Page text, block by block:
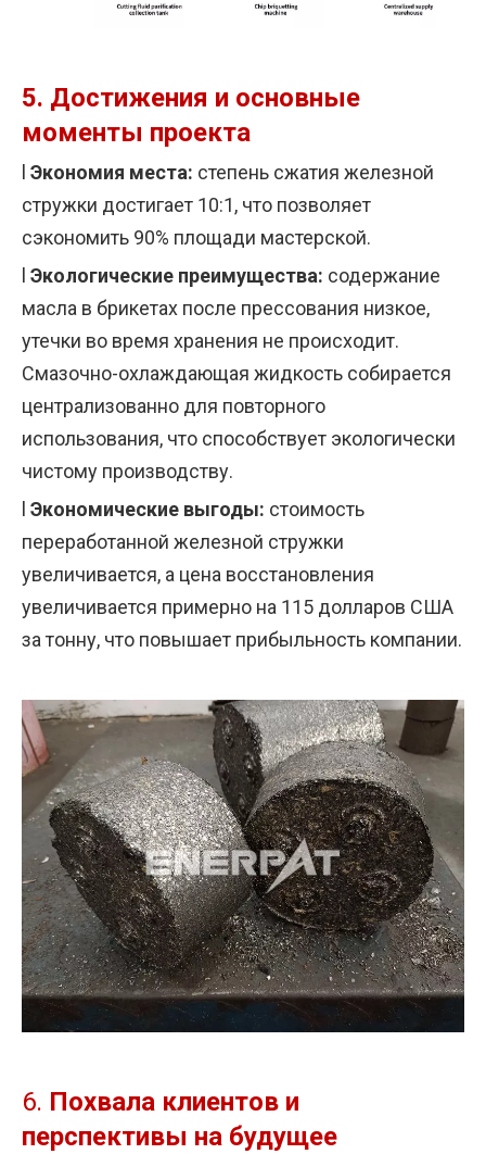
5. Достижения и основные
моменты проекта
Экономия места: степень сжатия железной
стружки достигает 10:1, что позволяет
сэкономить 90% площади мастерской.
Экологические преимущества: содержание
масла в брикетах после прессования низкое,
утечки во время хранения не происходит.
Смазочно-охлаждающая жидкость собирается
централизованно для повторного
использования, что способствует экологически
чистому производству.
Экономические выгоды: стоимость
переработанной железной стружки
увеличивается, а цена восстановления
увеличивается примерно на 115 долларов США
за тонну, что повышает прибыльность компании.
6. Похвала клиентов и
перспективы на будущее